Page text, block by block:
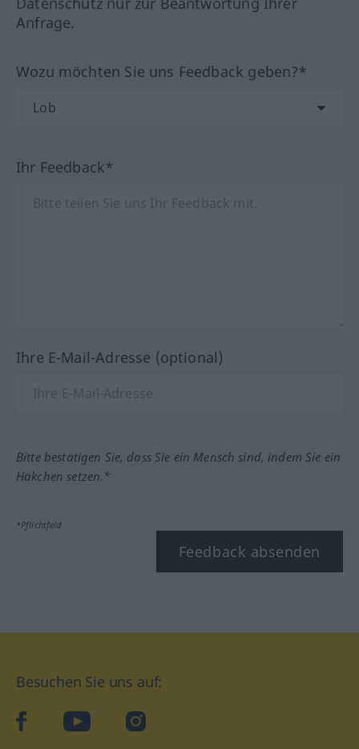
Anfrage.
Wozu möchten Sie uns Feedback geben?*
Ihr Feedback*
Ihre E-Mail-Adresse (optional)
Bitte bestätigen Sie, dass Sie ein Mensch sind, indem Sie ein
Häkchen setzen.*
*Pflichtfeld
Feedback absenden
Besuchen Sie uns auf:
facebookYouTube Instagram